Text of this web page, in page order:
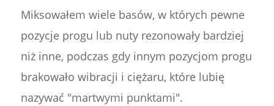
Miksowałem wiele basów, w których pewne
pozycje progu lub nuty rezonowały bardziej
niż inne, podczas gdy innym pozycjom progu
brakowało wibracji i ciężaru, które lubię
nazywać "martwymi punktami".